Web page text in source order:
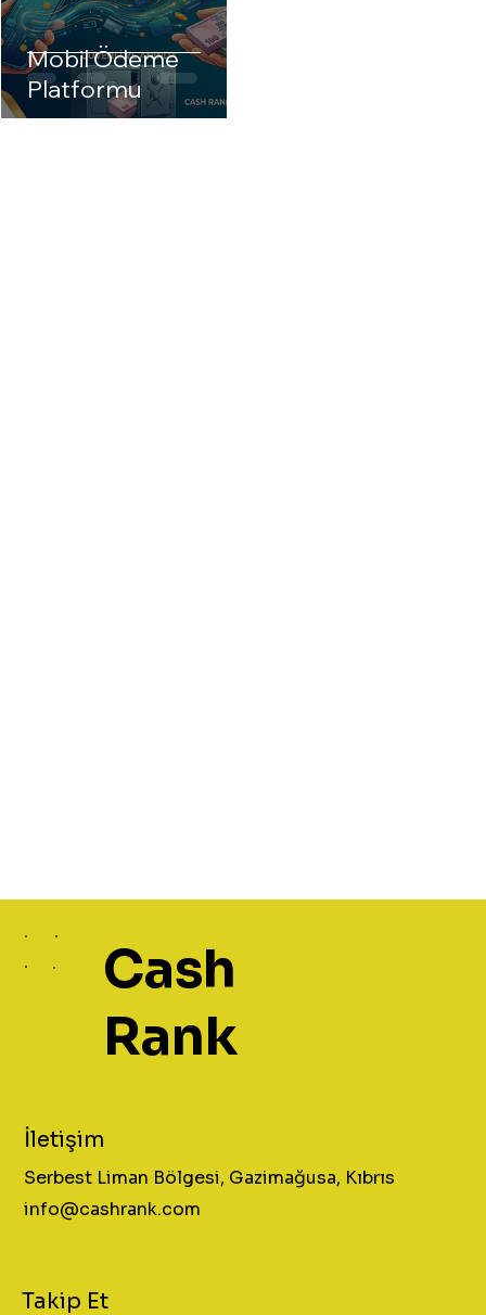
Mobil Ödeme
Platformu
İletişim
Serbest Liman Bölgesi, Gazimağusa, Kıbrıs
info@cashrank.com
Takip Et
Cash
Rank